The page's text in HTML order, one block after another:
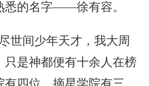
悉的名字——徐有容。
世间少年天才，我大周
只是神都便有十余人在榜